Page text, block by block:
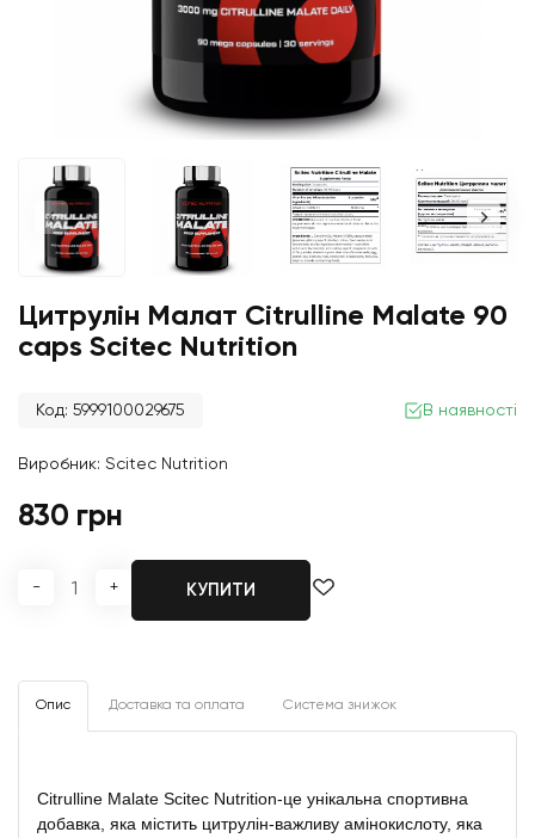
Цитрулін Малат Citrulline Malate 90
caps Scitec Nutrition
Код: 5999100029675 В наявності
Виробник: Scitec Nutrition
830 грн
- + КУПИТИ
Опис Доставка та оплата Система знижок
Citrulline Malate Scitec Nutrition-це унікальна спортивна
добавка, яка містить цитрулін-важливу амінокислоту, яка